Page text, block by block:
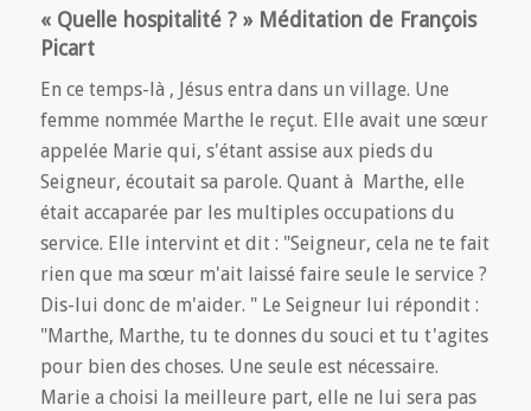
« Quelle hospitalité ? » Méditation de François
Picart
En ce temps-là , Jésus entra dans un village. Une
femme nommée Marthe le reçut. Elle avait une sœur
appelée Marie qui, s'étant assise aux pieds du
Seigneur, écoutait sa parole. Quant à Marthe, elle
était accaparée par les multiples occupations du
service. Elle intervint et dit : "Seigneur, cela ne te fait
rien que ma sœur m'ait laissé faire seule le service ?
Dis-lui donc de m'aider. " Le Seigneur lui répondit :
"Marthe, Marthe, tu te donnes du souci et tu t'agites
pour bien des choses. Une seule est nécessaire.
Marie a choisi la meilleure part, elle ne lui sera pas